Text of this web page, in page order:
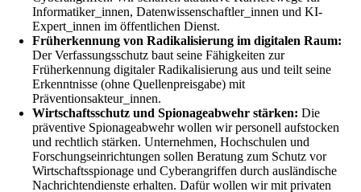
Informatiker_innen, Datenwissenschaftler_innen und KI-
Expert_innen im öffentlichen Dienst.
Früherkennung von Radikalisierung im digitalen Raum:
Der Verfassungsschutz baut seine Fähigkeiten zur
Früherkennung digitaler Radikalisierung aus und teilt seine
Erkenntnisse (ohne Quellenpreisgabe) mit
Präventionsakteur_innen.
Wirtschaftsschutz und Spionageabwehr stärken: Die
präventive Spionageabwehr wollen wir personell aufstocken
und rechtlich stärken. Unternehmen, Hochschulen und
Forschungseinrichtungen sollen Beratung zum Schutz vor
Wirtschaftsspionage und Cyberangriffen durch ausländische
Nachrichtendienste erhalten. Dafür wollen wir mit privaten